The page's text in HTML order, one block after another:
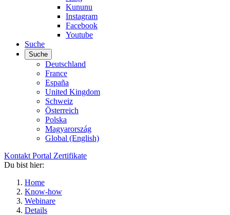
Kununu
Instagram
Facebook
Youtube
Suche
Suche
Deutschland
France
España
United Kingdom
Schweiz
Österreich
Polska
Magyarország
Global (English)
Kontakt Portal Zertifikate
Du bist hier:
Home
Know-how
Webinare
Details